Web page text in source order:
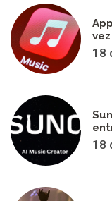
18
18